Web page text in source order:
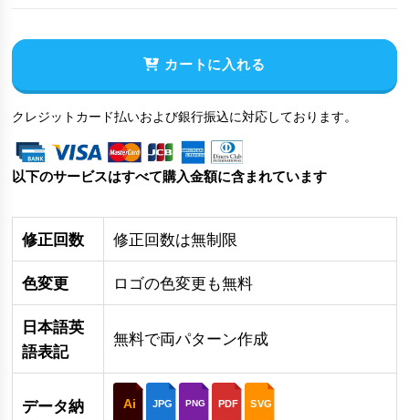
カートに入れる
クレジットカード払いおよび銀行振込に対応しております。
以下のサービスはすべて購入金額に含まれています
修正回数 修正回数は無制限
色変更 ロゴの色変更も無料
日本語英
語表記
無料で両パターン作成
データ納
Ai JPG PNG PDF SVG